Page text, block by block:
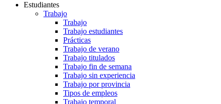
Estudiantes
Trabajo
Trabajo
Trabajo estudiantes
Prácticas
Trabajo de verano
Trabajo titulados
Trabajo fin de semana
Trabajo sin experiencia
Trabajo por provincia
Tipos de empleos
Trabajo temporal